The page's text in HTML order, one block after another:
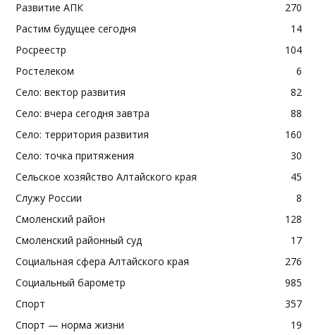
Развитие АПК
270
Растим будущее сегодня
14
Росреестр
104
Ростелеком
6
Село: вектор развития
82
Село: вчера сегодня завтра
88
Село: территория развития
160
Село: точка притяжения
30
Сельское хозяйство Алтайского края
45
Служу России
8
Смоленский район
128
Смоленский районный суд
17
Социальная сфера Алтайского края
276
Социальный барометр
985
Спорт
357
Спорт — норма жизни
19